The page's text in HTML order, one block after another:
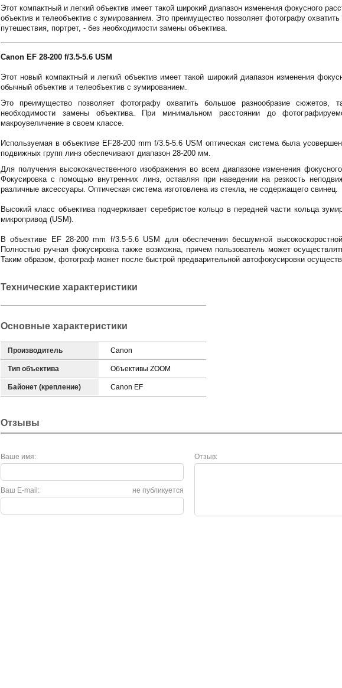
Этот компактный и легкий объектив имеет такой широкий диапазон изменения фокусного
объектив и телеобъектив с зумированием. Это преимущество позволяет фотографу
путешествия, портрет, - без необходимости замены объектива.
Canon EF 28-200 f/3.5-5.6 USM
Этот новый компактный и легкий объектив имеет такой широкий диапазон изменения
обычный объектив и телеобъектив с зумированием.
Это преимущество позволяет фотографу охватить большое разнообразие сюжетов,
необходимости замены объектива. При минимальном расстоянии до
макроувеличение в своем классе.
Используемая в объективе EF28-200 mm f/3.5-5.6 USM оптическая система была
подвижных групп линз обеспечивают диапазон 28-200 мм.
Для получения высококачественного изображения во всем диапазоне изменения
Фокусировка с помощью внутренних линз, оставляя при наведении на резкость
различные аксессуары. Оптическая система изготовлена из стекла, не содержащего свинец.
Высокий класс объектива подчеркивает серебристое кольцо в передней части кольца
микропривод (USM).
В объективе EF 28-200 mm f/3.5-5.6 USM для обеспечения бесшумной
Полностью ручная фокусировка также возможна, причем пользователь может
Таким образом, фотограф может после быстрой предварительной автофокусировки
Технические характеристики
Основные характеристики
Производитель Canon
Тип объектива Объективы ZOOM
Байонет (крепление) Canon EF
Отзывы
Ваше имя: Отзыв:
не публикуется
Ваш E-mail: